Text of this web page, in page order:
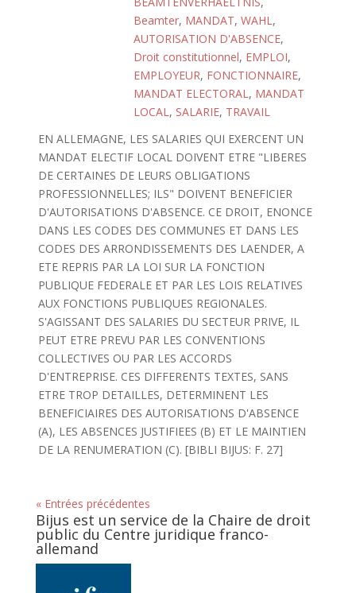
Beamter, MANDAT, WAHL,
AUTORISATION D'ABSENCE,
Droit constitutionnel, EMPLOI,
EMPLOYEUR, FONCTIONNAIRE,
MANDAT ELECTORAL, MANDAT
LOCAL, SALARIE, TRAVAIL
EN ALLEMAGNE, LES SALARIES QUI EXERCENT UN
MANDAT ELECTIF LOCAL DOIVENT ETRE "LIBERES
DE CERTAINES DE LEURS OBLIGATIONS
PROFESSIONNELLES; ILS" DOIVENT BENEFICIER
D'AUTORISATIONS D'ABSENCE. CE DROIT, ENONCE
DANS LES CODES DES COMMUNES ET DANS LES
CODES DES ARRONDISSEMENTS DES LAENDER, A
ETE REPRIS PAR LA LOI SUR LA FONCTION
PUBLIQUE FEDERALE ET PAR LES LOIS RELATIVES
AUX FONCTIONS PUBLIQUES REGIONALES.
S'AGISSANT DES SALARIES DU SECTEUR PRIVE, IL
PEUT ETRE PREVU PAR LES CONVENTIONS
COLLECTIVES OU PAR LES ACCORDS
D'ENTREPRISE. CES DIFFERENTS TEXTES, SANS
ETRE TROP DETAILLES, DETERMINENT LES
BENEFICIAIRES DES AUTORISATIONS D'ABSENCE
(A), LES ABSENCES JUSTIFIEES (B) ET LE MAINTIEN
DE LA RENUMERATION (C). [BIBLI BIJUS: F. 27]
« Entrées précédentes
Bijus est un service de la Chaire de droit
public du Centre juridique franco-
allemand